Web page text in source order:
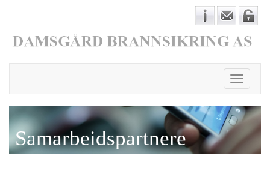
Toggle
Samarbeidspartnere